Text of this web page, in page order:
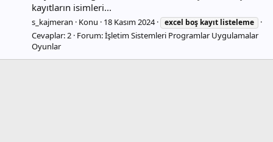
kayıtların isimleri...
s_kajmeran Konu 18 Kasım 2024 excel boş kayıt listeleme
Cevaplar: 2 Forum:İşletim Sistemleri Programlar Uygulamalar
Oyunlar